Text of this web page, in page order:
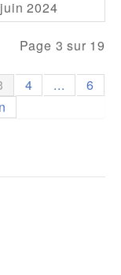
2024
Page 3 sur 19
4 ...
6